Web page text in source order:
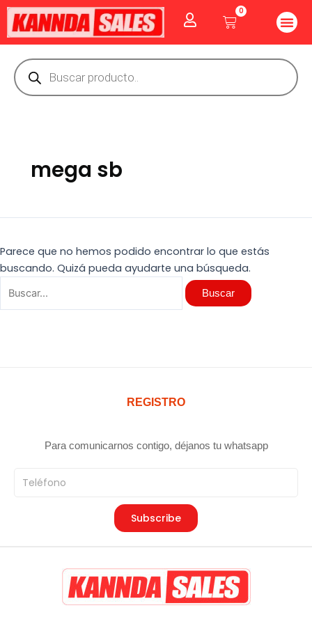
contenido
0
Cart
Búsqueda
de
productos
mega sb
Parece que no hemos podido encontrar lo que estás
buscando. Quizá pueda ayudarte una búsqueda.
Buscar
por:
REGISTRO
Para comunicarnos contigo, déjanos tu whatsapp
Teléfono
Subscribe